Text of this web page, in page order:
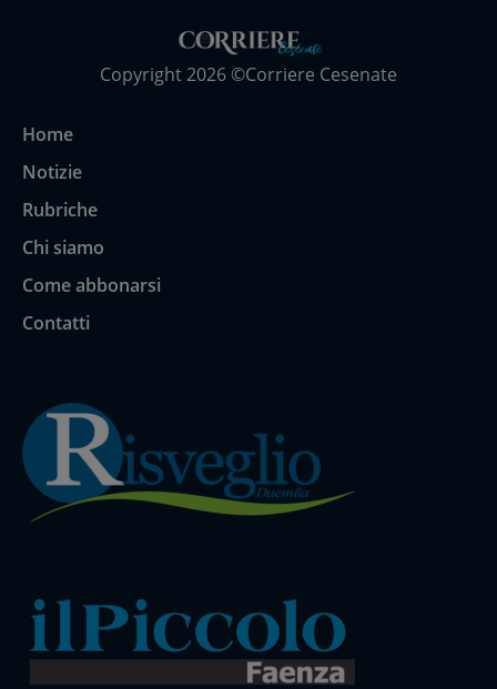
Copyright 2026 ©Corriere Cesenate
Home
Notizie
Rubriche
Chi siamo
Come abbonarsi
Contatti